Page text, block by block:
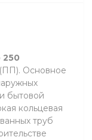
(ПП). Основное
бытовой
кольцевая
труб